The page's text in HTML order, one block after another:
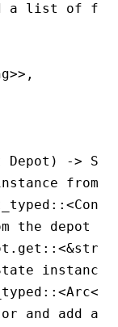
a list of fail
>>,
Depot ) ->
from
:: <
the depot
. get :: <&str
instance
:: <Arc<
and add a